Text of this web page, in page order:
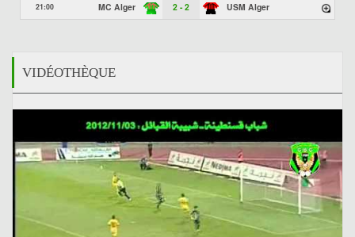
21:00 MC Alger 2 - 2 USM Alger
VIDÉOTHÈQUE